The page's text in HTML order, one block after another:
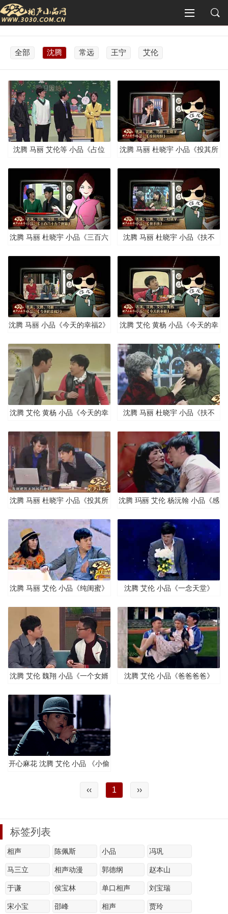
全部 沈腾 常远 王宁 艾伦
沈腾 马丽 艾伦等 小品《占位
沈腾 马丽 杜晓宇 小品《投其所
沈腾 马丽 杜晓宇 小品《三百六
沈腾 马丽 杜晓宇 小品《扶不
沈腾 马丽 小品《今天的幸福2》
沈腾 艾伦 黄杨 小品《今天的幸
沈腾 艾伦 黄杨 小品《今天的幸
沈腾 马丽 杜晓宇 小品《扶不
沈腾 马丽 杜晓宇 小品《投其所
沈腾 玛丽 艾伦 杨沅翰 小品《感
沈腾 马丽 艾伦 小品《纯闺蜜》 沈腾 艾伦 小品《一念天堂》
沈腾 艾伦 魏翔 小品《一个女婿
沈腾 艾伦 小品《爸爸爸爸》
开心麻花 沈腾 艾伦 小品 《小偷
‹‹ 1 ››
标签列表
相声 陈佩斯 小品 冯巩
马三立 相声动漫 郭德纲 赵本山
于谦 侯宝林 单口相声 刘宝瑞
宋小宝 邵峰 相声 贾玲